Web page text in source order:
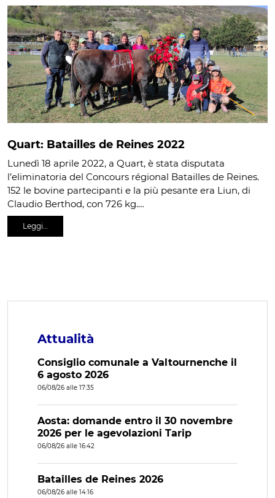
Quart: Batailles de Reines 2022
Lunedì 18 aprile 2022, a Quart, è stata disputata
l’eliminatoria del Concours régional Batailles de Reines.
152 le bovine partecipanti e la più pesante era Liun, di
Claudio Berthod, con 726 kg.…
Leggi…
Attualità
Consiglio comunale a Valtournenche il
6 agosto 2026
06/08/26 alle 17:35
Aosta: domande entro il 30 novembre
2026 per le agevolazioni Tarip
06/08/26 alle 16:42
Batailles de Reines 2026
06/08/26 alle 14:16